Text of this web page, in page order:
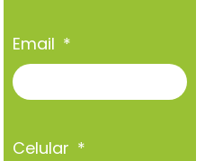
Email
Celular